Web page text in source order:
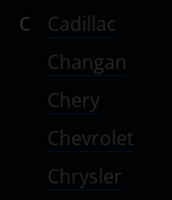
C
Cadillac
Changan
Chery
Chevrolet
Chrysler